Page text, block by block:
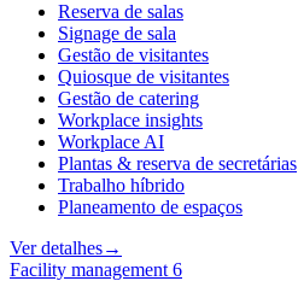
Reserva de salas
Signage de sala
Gestão de visitantes
Quiosque de visitantes
Gestão de catering
Workplace insights
Workplace AI
Plantas & reserva de secretárias
Trabalho híbrido
Planeamento de espaços
Ver detalhes→
Facility management 6